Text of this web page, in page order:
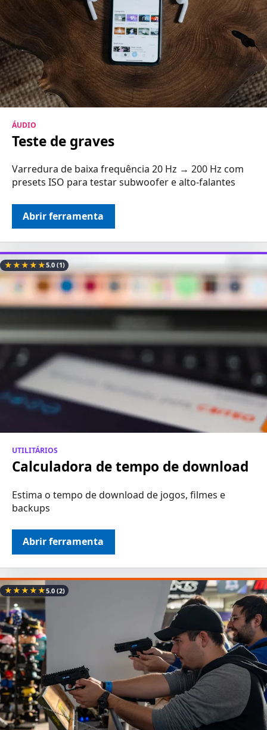
ÁUDIO
Teste de graves
Varredura de baixa frequência 20 Hz → 200 Hz com
presets ISO para testar subwoofer e alto-falantes
Abrir ferramenta
★★★★★5.0(1)
UTILITÁRIOS
Calculadora de tempo de download
Estima o tempo de download de jogos, filmes e
backups
Abrir ferramenta
★★★★★5.0(2)